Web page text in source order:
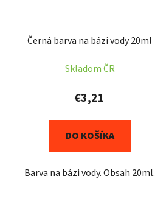
Černá barva na bázi vody 20ml
Skladom ČR
€3,21
DO KOŠÍKA
Barva na bázi vody. Obsah 20ml.